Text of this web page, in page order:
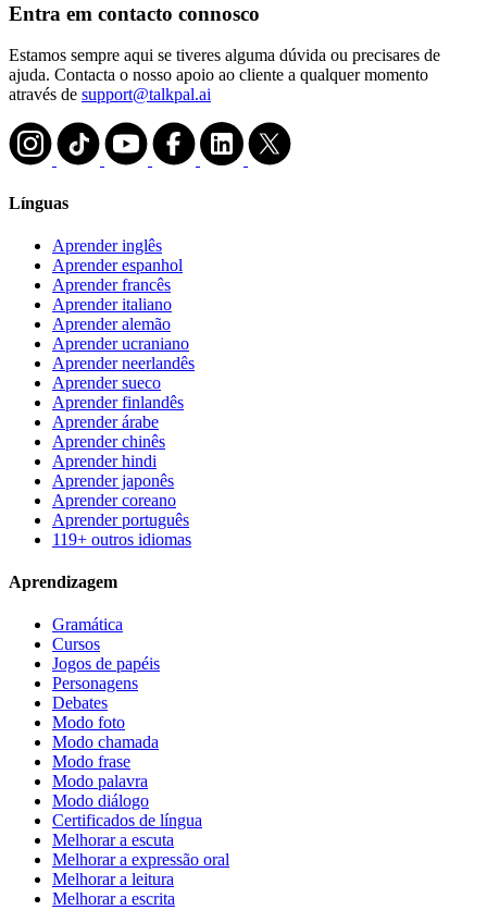
Entra em contacto connosco
Estamos sempre aqui se tiveres alguma dúvida ou precisares de
ajuda. Contacta o nosso apoio ao cliente a qualquer momento
através de support@talkpal.ai
Línguas
Aprender inglês
Aprender espanhol
Aprender francês
Aprender italiano
Aprender alemão
Aprender ucraniano
Aprender neerlandês
Aprender sueco
Aprender finlandês
Aprender árabe
Aprender chinês
Aprender hindi
Aprender japonês
Aprender coreano
Aprender português
119+ outros idiomas
Aprendizagem
Gramática
Cursos
Jogos de papéis
Personagens
Debates
Modo foto
Modo chamada
Modo frase
Modo palavra
Modo diálogo
Certificados de língua
Melhorar a escuta
Melhorar a expressão oral
Melhorar a leitura
Melhorar a escrita